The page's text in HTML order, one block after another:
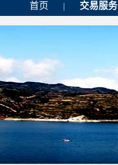
首页 交易服务